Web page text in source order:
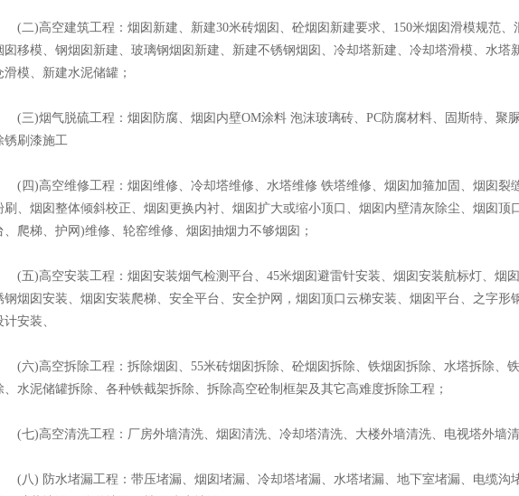
二)高空建筑工程：烟囱新建、新建30米砖烟囱、砼烟囱新建要求、150米烟囱滑模规范、
囱移模、钢烟囱新建、玻璃钢烟囱新建、新建不锈钢烟囱、冷却塔新建、冷却塔滑模、水塔
滑模、新建水泥储罐；
三)烟气脱硫工程：烟囱防腐、烟囱内壁OM涂料 泡沫玻璃砖、PC防腐材料、固斯特、聚
锈刷漆施工
四)高空维修工程：烟囱维修、冷却塔维修、水塔维修 铁塔维修、烟囱加箍加固、烟囱裂
刷、烟囱整体倾斜校正、烟囱更换内衬、烟囱扩大或缩小顶口、烟囱内壁清灰除尘、烟囱顶
、爬梯、护网)维修、轮窑维修、烟囱抽烟力不够烟囱；
五)高空安装工程：烟囱安装烟气检测平台、45米烟囱避雷针安装、烟囱安装航标灯、烟
钢烟囱安装、烟囱安装爬梯、安全平台、安全护网，烟囱顶口云梯安装、烟囱平台、之字
计安装、
六)高空拆除工程：拆除烟囱、55米砖烟囱拆除、砼烟囱拆除、铁烟囱拆除、水塔拆除、
、水泥储罐拆除、各种铁截架拆除、拆除高空砼制框架及其它高难度拆除工程；
七)高空清洗工程：厂房外墙清洗、烟囱清洗、冷却塔清洗、大楼外墙清洗、电视塔外墙
八) 防水堵漏工程：带压堵漏、烟囱堵漏、冷却塔堵漏、水塔堵漏、地下室堵漏、电缆沟